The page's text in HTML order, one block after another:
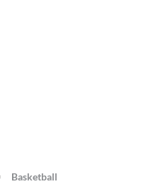
Basketball